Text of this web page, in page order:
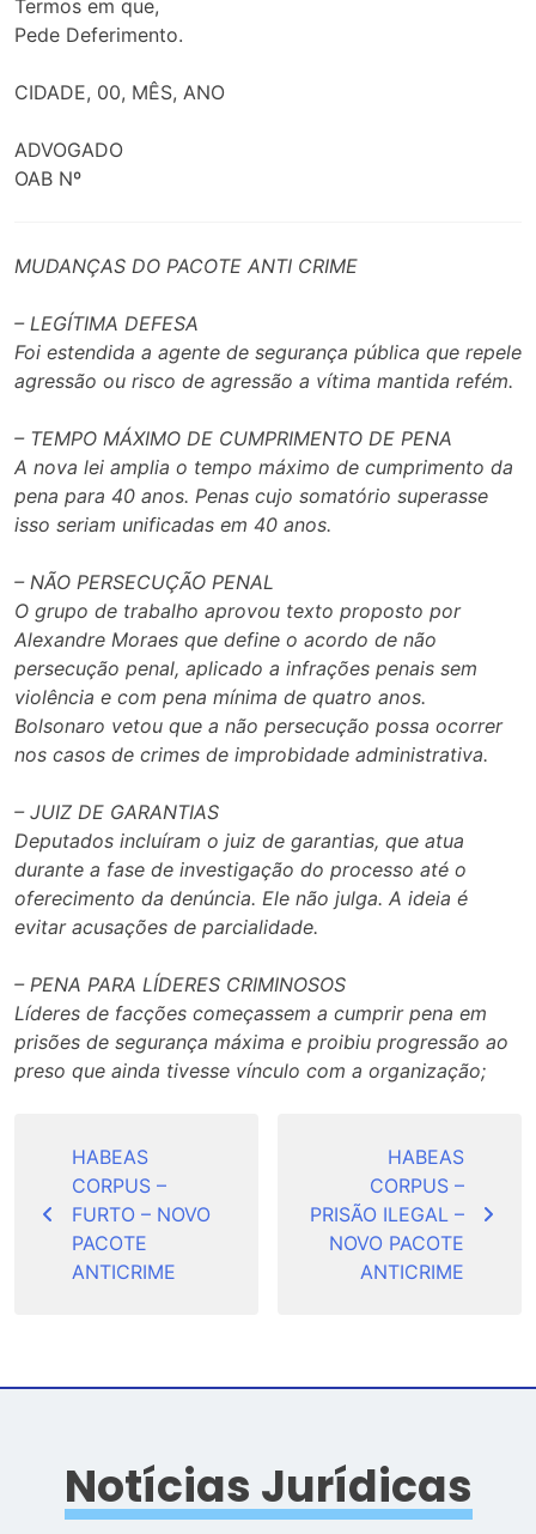
Termos em que,
Pede Deferimento.
CIDADE, 00, MÊS, ANO
ADVOGADO
OAB Nº
MUDANÇAS DO PACOTE ANTI CRIME
– LEGÍTIMA DEFESA
Foi estendida a agente de segurança pública que repele
agressão ou risco de agressão a vítima mantida refém.
– TEMPO MÁXIMO DE CUMPRIMENTO DE PENA
A nova lei amplia o tempo máximo de cumprimento da
pena para 40 anos. Penas cujo somatório superasse
isso seriam unificadas em 40 anos.
– NÃO PERSECUÇÃO PENAL
O grupo de trabalho aprovou texto proposto por
Alexandre Moraes que define o acordo de não
persecução penal, aplicado a infrações penais sem
violência e com pena mínima de quatro anos.
Bolsonaro vetou que a não persecução possa ocorrer
nos casos de crimes de improbidade administrativa.
– JUIZ DE GARANTIAS
Deputados incluíram o juiz de garantias, que atua
durante a fase de investigação do processo até o
oferecimento da denúncia. Ele não julga. A ideia é
evitar acusações de parcialidade.
– PENA PARA LÍDERES CRIMINOSOS
Líderes de facções começassem a cumprir pena em
prisões de segurança máxima e proibiu progressão ao
preso que ainda tivesse vínculo com a organização;
Post
HABEAS
CORPUS –
FURTO – NOVO
PACOTE
ANTICRIME
HABEAS
CORPUS –
PRISÃO ILEGAL –
NOVO PACOTE
ANTICRIME
Notícias Jurídicas